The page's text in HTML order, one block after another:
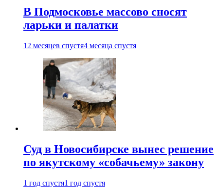
В Подмосковье массово сносят
ларьки и палатки
12 месяцев спустя4 месяца спустя
Суд в Новосибирске вынес решение
по якутскому «собачьему» закону
1 год спустя1 год спустя